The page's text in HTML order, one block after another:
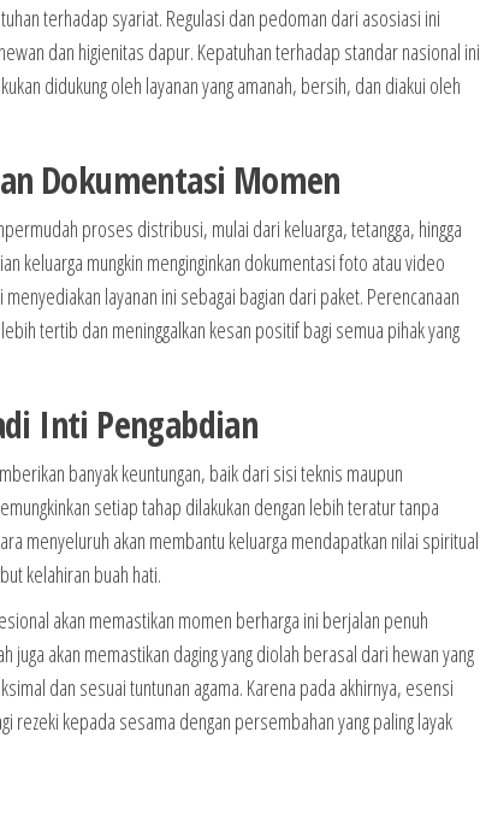
terhadap syariat. Regulasi dan pedoman dari asosiasi ini
dan higienitas dapur. Kepatuhan terhadap standar nasional ini
didukung oleh layanan yang amanah, bersih, dan diakui oleh
Dokumentasi Momen
proses distribusi, mulai dari keluarga, tetangga, hingga
keluarga mungkin menginginkan dokumentasi foto atau video
layanan ini sebagai bagian dari paket. Perencanaan
tertib dan meninggalkan kesan positif bagi semua pihak yang
Inti Pengabdian
banyak keuntungan, baik dari sisi teknis maupun
setiap tahap dilakukan dengan lebih teratur tanpa
menyeluruh akan membantu keluarga mendapatkan nilai spiritual
kelahiran buah hati.
akan memastikan momen berharga ini berjalan penuh
akan memastikan daging yang diolah berasal dari hewan yang
dan sesuai tuntunan agama. Karena pada akhirnya, esensi
rezeki kepada sesama dengan persembahan yang paling layak